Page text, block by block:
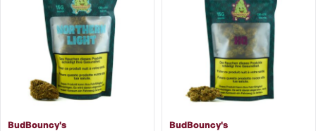
BudBouncy's BudBouncy's